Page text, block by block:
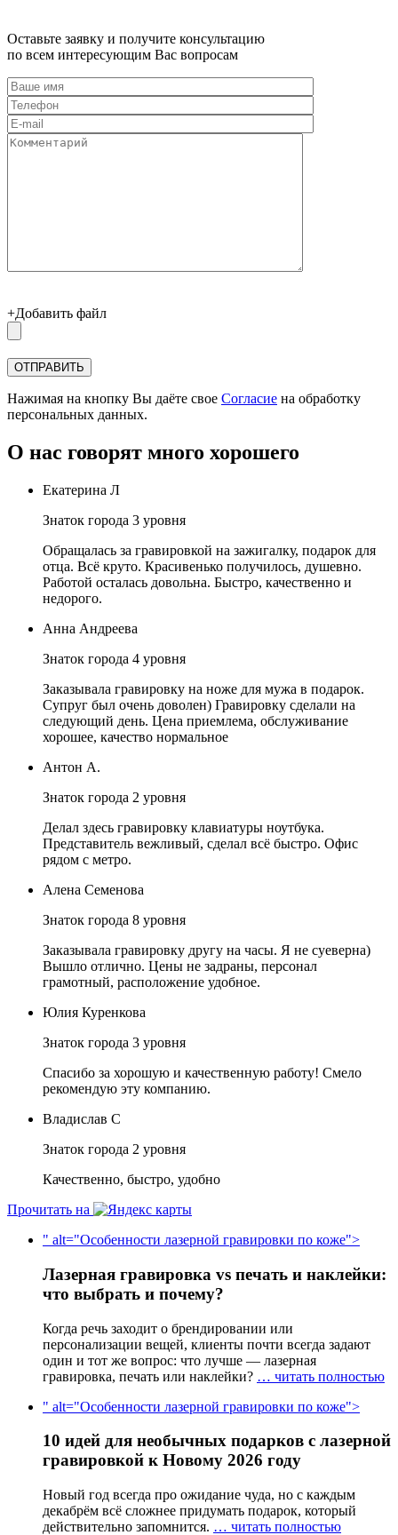
Оставьте заявку и получите консультацию
по всем интересующим Вас вопросам
+Добавить файл
Нажимая на кнопку Вы даёте свое Согласие на обработку
персональных данных.
О нас говорят много хорошего
Екатерина Л
Знаток города 3 уровня
Обращалась за гравировкой на зажигалку, подарок для
отца. Всё круто. Красивенько получилось, душевно.
Работой осталась довольна. Быстро, качественно и
недорого.
Анна Андреева
Знаток города 4 уровня
Заказывала гравировку на ноже для мужа в подарок.
Супруг был очень доволен) Гравировку сделали на
следующий день. Цена приемлема, обслуживание
хорошее, качество нормальное
Антон А.
Знаток города 2 уровня
Делал здесь гравировку клавиатуры ноутбука.
Представитель вежливый, сделал всё быстро. Офис
рядом с метро.
Алена Семенова
Знаток города 8 уровня
Заказывала гравировку другу на часы. Я не суеверна)
Вышло отлично. Цены не задраны, персонал
грамотный, расположение удобное.
Юлия Куренкова
Знаток города 3 уровня
Спасибо за хорошую и качественную работу! Смело
рекомендую эту компанию.
Владислав С
Знаток города 2 уровня
Качественно, быстро, удобно
Прочитать на
" alt="Особенности лазерной гравировки по коже">
Лазерная гравировка vs печать и наклейки:
что выбрать и почему?
Когда речь заходит о брендировании или
персонализации вещей, клиенты почти всегда задают
один и тот же вопрос: что лучше — лазерная
гравировка, печать или наклейки? … читать полностью
" alt="Особенности лазерной гравировки по коже">
10 идей для необычных подарков с лазерной
гравировкой к Новому 2026 году
Новый год всегда про ожидание чуда, но с каждым
декабрём всё сложнее придумать подарок, который
действительно запомнится. … читать полностью